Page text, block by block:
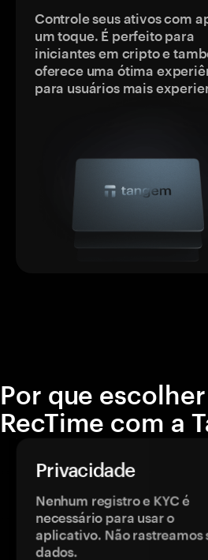
Controle seus ativos com
um toque. É perfeito para
iniciantes em cripto e
oferece uma ótima
para usuários mais
Por que
RecTime com a
Privacidade
Nenhum registro e KYC é
necessário para usar o
aplicativo. Não rastreamos
dados.